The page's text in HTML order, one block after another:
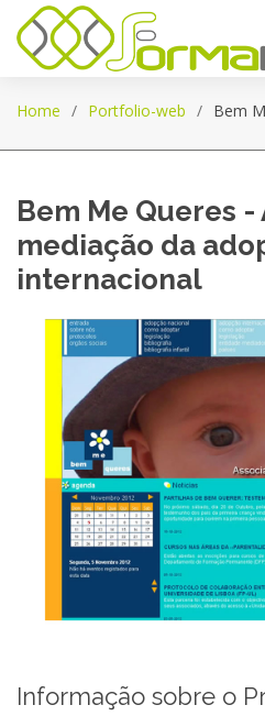
Home Portfolio-web Bem
Bem Me Queres
mediação da
internacional
Informação sobre o